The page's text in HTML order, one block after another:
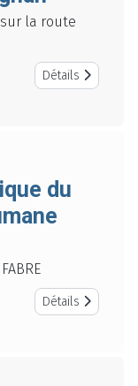
la route
Détails
du
Détails